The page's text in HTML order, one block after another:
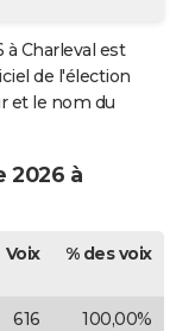
à Charleval est
de l'élection
et le nom du
2026 à
Voix % des voix
616 100,00%